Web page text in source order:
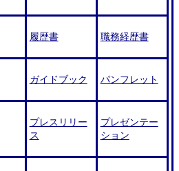
履歴書 職務経歴書
ガイドブック パンフレット
プレスリリー
ス
プレゼンテー
ション